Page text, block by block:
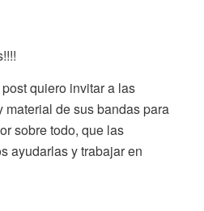
quiero invitar a las
material de sus bandas para
sobre todo, que las
ayudarlas y trabajar en